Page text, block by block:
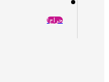
حراج!